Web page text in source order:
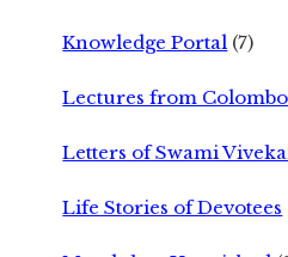
Knowledge Portal (7)
Lectures from
Letters of Swami
Life Stories of Devotees